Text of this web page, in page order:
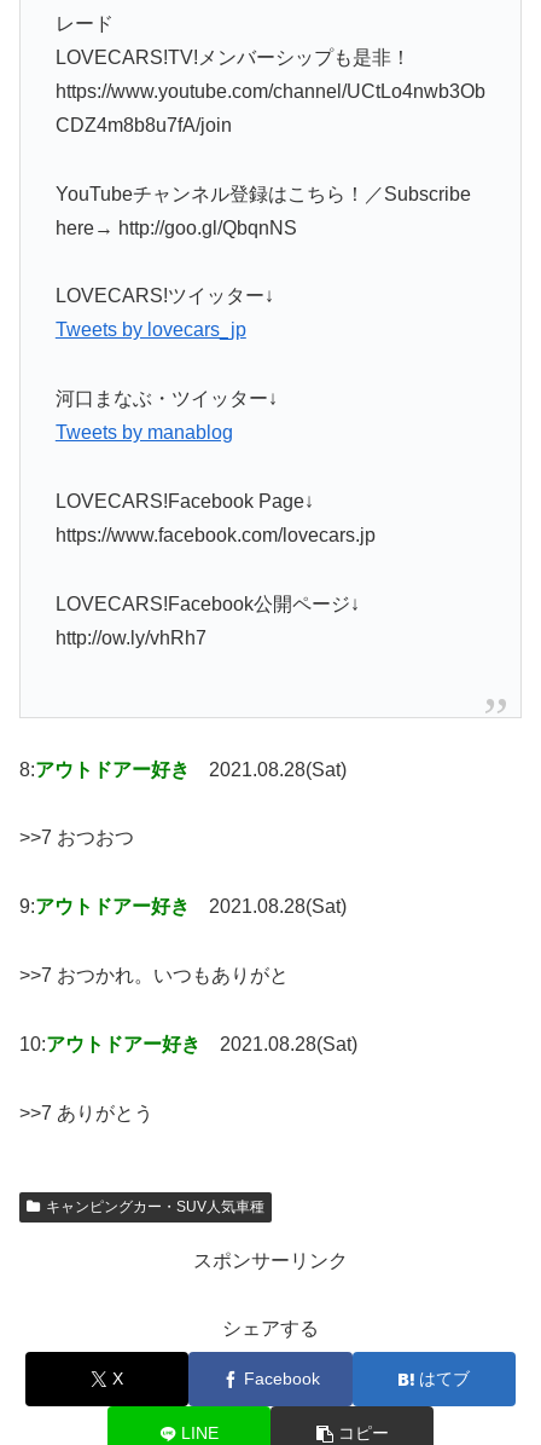
レード
LOVECARS!TV!メンバーシップも是非！
https://www.youtube.com/channel/UCtLo4nwb3Ob
CDZ4m8b8u7fA/join
YouTubeチャンネル登録はこちら！／Subscribe
here→ http://goo.gl/QbqnNS
LOVECARS!ツイッター↓
Tweets by lovecars_jp
河口まなぶ・ツイッター↓
Tweets by manablog
LOVECARS!Facebook Page↓
https://www.facebook.com/lovecars.jp
LOVECARS!Facebook公開ページ↓
http://ow.ly/vhRh7
8:アウトドアー好き 2021.08.28(Sat)
>>7 おつおつ
9:アウトドアー好き 2021.08.28(Sat)
>>7 おつかれ。いつもありがと
10:アウトドアー好き 2021.08.28(Sat)
>>7 ありがとう
キャンピングカー・SUV人気車種
スポンサーリンク
シェアする
X Facebook はてブ
LINE コピー